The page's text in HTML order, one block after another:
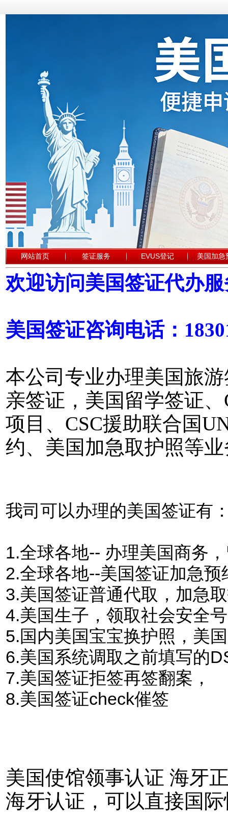
网站首页 签证服务 EVUS登记 美国加急
欢迎访问美国签证代办
美国签证咨询电话：
本公司专业办理美国旅
亲签证，美国留学签证
项目、CSC援助联合国
约、美国加急取护照等
我司可以办理的美国签证有
1.全球各地-- 办理美国商务
2.全球各地--美国签证加急预
3.美国签证普通代取，加急
4.美国生子，领取社会安全
5.国内美国宝宝换护照，美
6.美国系统调取之前填写的
7.美国签证拒签再签翻案，
8.美国签证check催签
美国使馆领事认证 海牙
海牙认证，可以直接国